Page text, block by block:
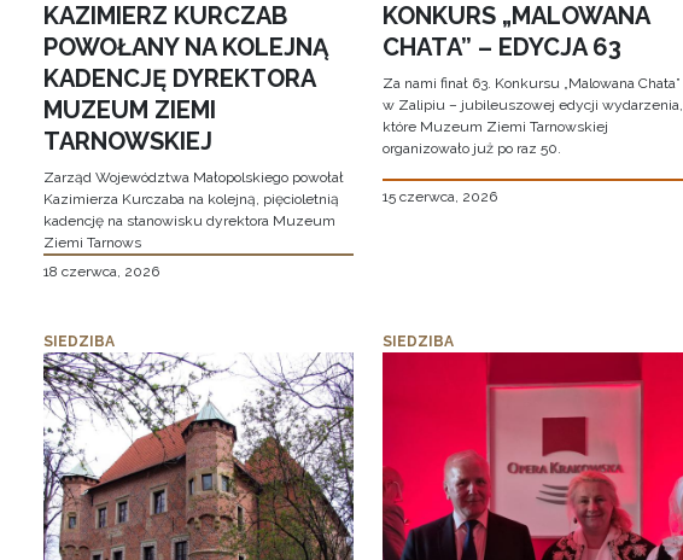
KAZIMIERZ KURCZAB
POWOŁANY NA KOLEJNĄ
KADENCJĘ DYREKTORA
MUZEUM ZIEMI
TARNOWSKIEJ
Zarząd Województwa Małopolskiego powołał
Kazimierza Kurczaba na kolejną, pięcioletnią
kadencję na stanowisku dyrektora Muzeum
Ziemi Tarnows
18 czerwca, 2026
KONKURS „MALOWANA
CHATA” – EDYCJA 63
Za nami finał 63. Konkursu „Malowana Chata”
w Zalipiu – jubileuszowej edycji wydarzenia,
które Muzeum Ziemi Tarnowskiej
organizowało już po raz 50.
15 czerwca, 2026
SIEDZIBA SIEDZIBA